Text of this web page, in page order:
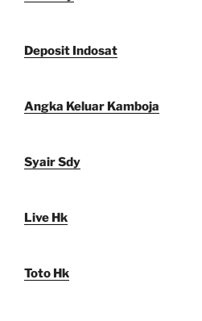
Deposit Indosat
Angka Keluar Kamboja
Syair Sdy
Live Hk
Toto Hk